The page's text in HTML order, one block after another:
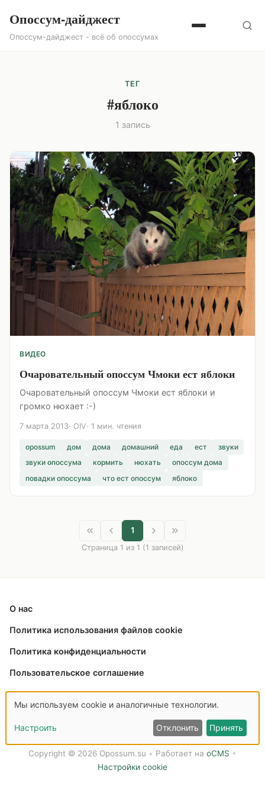
Опоссум-дайджест
Опоссум-дайджест - всё об опоссумах
ТЕГ
#яблоко
1 запись
ВИДЕО
Очаровательный опоссум Чмоки ест яблоки
Очаровательный опоссум Чмоки ест яблоки и
громко нюхает :-)
7 марта 2013 OIV 1 мин. чтения
opossum дом дома домашний еда ест
звуки
звуки опоссума
кормить нюхать
опоссум дома
повадки опоссума
что ест опоссум яблоко
1
Страница 1 из 1 (1 записей)
О нас
Политика использования файлов cookie
Политика конфиденциальности
Пользовательское соглашение
Связаться с нами
Copyright © 2026 Opossum.su • Работает на oCMS •
Настройки cookie
Мы используем cookie и аналогичные технологии.
Настроить Отклонить Принять